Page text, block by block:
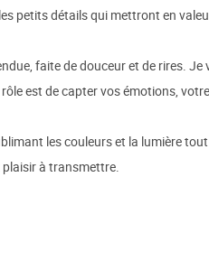
petits détails qui mettront en
faite de douceur et de rires.
est de capter vos émotions,
les couleurs et la lumière
plaisir à transmettre.